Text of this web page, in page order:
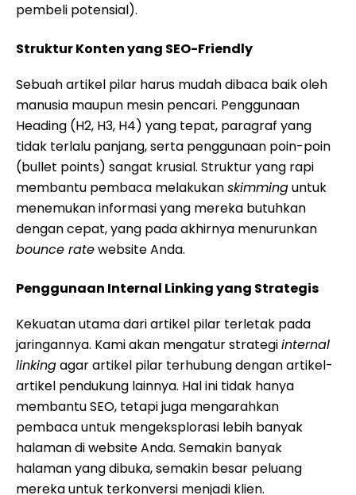
pembeli potensial).
Struktur Konten yang SEO-Friendly
Sebuah artikel pilar harus mudah dibaca baik oleh
manusia maupun mesin pencari. Penggunaan
Heading (H2, H3, H4) yang tepat, paragraf yang
tidak terlalu panjang, serta penggunaan poin-poin
(bullet points) sangat krusial. Struktur yang rapi
membantu pembaca melakukanskimminguntuk
menemukan informasi yang mereka butuhkan
dengan cepat, yang pada akhirnya menurunkan
bounce ratewebsite Anda.
Penggunaan Internal Linking yang Strategis
Kekuatan utama dari artikel pilar terletak pada
jaringannya. Kami akan mengatur strategiinternal
linkingagar artikel pilar terhubung dengan artikel-
artikel pendukung lainnya. Hal ini tidak hanya
membantu SEO, tetapi juga mengarahkan
pembaca untuk mengeksplorasi lebih banyak
halaman di website Anda. Semakin banyak
halaman yang dibuka, semakin besar peluang
mereka untuk terkonversi menjadi klien.